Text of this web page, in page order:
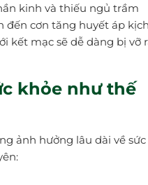
kinh và thiếu ngủ trầm
đến cơn tăng huyết áp
kết mạc sẽ dễ dàng bị vỡ
khỏe như thế
ảnh hưởng lâu dài về sức